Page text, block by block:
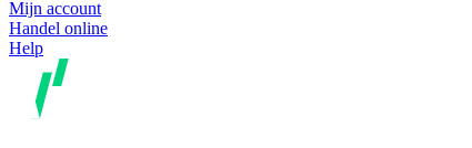
Mijn account
Handel online
Help